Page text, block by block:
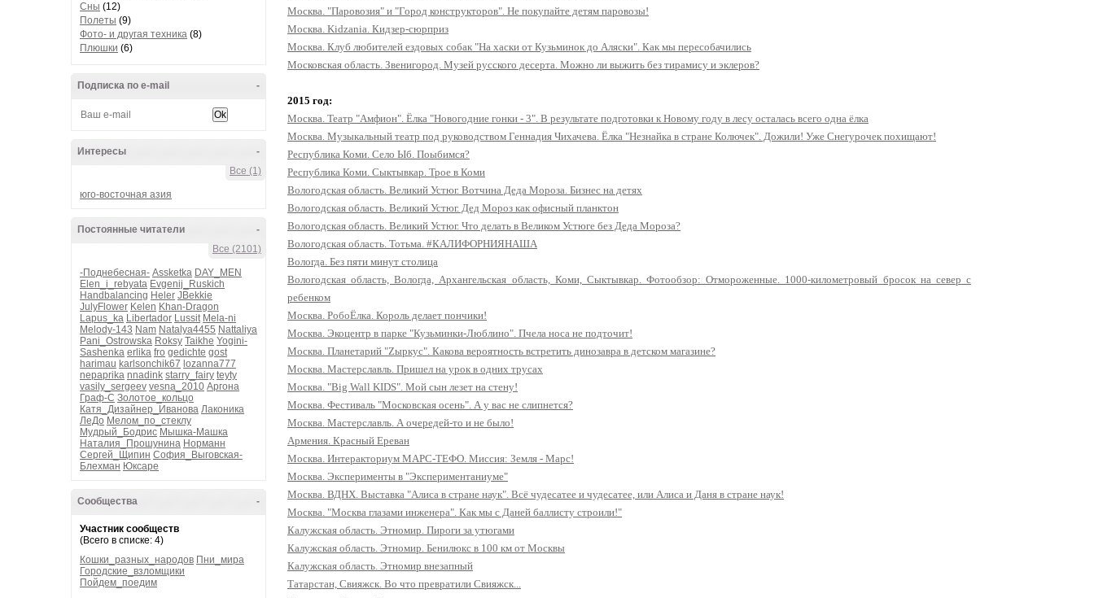
Сны (12)
Полеты (9)
Фото- и другая техника (8)
Плюшки (6)
-
Подписка по e-mail
-
Интересы
Все (1)
юго-восточная азия
-
Постоянные читатели
Все (2101)
-Поднебесная- Assketka DAY_MEN
Elen_i_rebyata Evgenij_Ruskich
Handbalancing Heler JBekkie
JulyFlower Kelen Khan-Dragon
Lapus_ka Libertador Lussit Mela-ni
Melody-143 Nam Natalya4455 Nattaliya
Pani_Ostrowska Roksy Taikhe Yogini-
Sashenka erlika fro gedichte gost
harimau karlsonchik67 lozanna777
nepaprika nnadink starry_fairy teyty
vasily_sergeev vesna_2010 Аргона
Граф-С Золотое_кольцо
Катя_Дизайнер_Иванова Лаконика
ЛеДо Мелом_по_стеклу
Мудрый_Бодрис Мышка-Машка
Наталия_Прошунина Норманн
Сергей_Щипин София_Выговская-
Блехман Юксаре
-
Сообщества
Участник сообществ
(Всего в списке: 4)
Кошки_разных_народов Пни_мира
Городские_взломщики
Пойдем_поедим
Москва. "Паровозия" и "Город конструкторов". Не покупайте детям паровозы!
Москва. Kidzania. Кидзер-сюрприз
Москва. Клуб любителей ездовых собак "На хаски от Кузьминок до Аляски". Как мы пересобачились
Московская область. Звенигород. Музей русского десерта. Можно ли выжить без тирамису и эклеров?
2015 год:
Москва. Театр "Амфион". Ёлка "Новогодние гонки - 3". В результате подготовки к Новому году в лесу осталась всего одна ёлка
Москва. Музыкальный театр под руководством Геннадия Чихачева. Ёлка "Незнайка в стране Колючек". Дожили! Уже Снегурочек похищают!
Республика Коми. Село Ыб. Поыбимся?
Республика Коми. Сыктывкар. Трое в Коми
Вологодская область. Великий Устюг. Вотчина Деда Мороза. Бизнес на детях
Вологодская область. Великий Устюг. Дед Мороз как офисный планктон
Вологодская область. Великий Устюг. Что делать в Великом Устюге без Деда Мороза?
Вологодская область. Тотьма. #КАЛИФОРНИЯНАША
Вологда. Без пяти минут столица
Вологодская область, Вологда, Архангельская область, Коми, Сыктывкар. Фотообзор: Отмороженные. 1000-километровый бросок на север с
ребенком
Москва. РобоЁлка. Король делает пончики!
Москва. Экоцентр в парке "Кузьминки-Люблино". Пчела носа не подточит!
Москва. Планетарий "Zыркус". Какова вероятность встретить динозавра в детском магазине?
Москва. Мастерславль. Пришел на урок в одних трусах
Москва. "Big Wall KIDS". Мой сын лезет на стену!
Москва. Фестиваль "Московская осень". А у вас не слипнется?
Москва. Мастерславль. А очередей-то и не было!
Армения. Красный Ереван
Москва. Интеракториум МАРС-ТЕФО. Миссия: Земля - Марс!
Москва. Эксперименты в "Экспериментаниуме"
Москва. ВДНХ. Выставка "Алиса в стране наук". Всё чудесатее и чудесатее, или Алиса и Даня в стране наук!
Москва. "Москва глазами инженера". Как мы с Даней баллисту строили!"
Калужская область. Этномир. Пироги за утюгами
Калужская область. Этномир. Бенилюкс в 100 км от Москвы
Калужская область. Этномир внезапный
Татарстан, Свияжск. Во что превратили Свияжск...